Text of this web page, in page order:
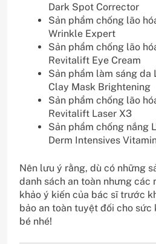
Dark Spot Corrector
Sản phẩm chống lão
Wrinkle Expert
Sản phẩm chống lão
Revitalift Eye Cream
Sản phẩm làm sáng da
Clay Mask Brightening
Sản phẩm chống lão
Revitalift Laser X3
Sản phẩm chống nắng
Derm Intensives
Nên lưu ý rằng, dù có những
danh sách an toàn nhưng các
khảo ý kiến của bác sĩ trước
bảo an toàn tuyệt đối cho sức
bé nhé!